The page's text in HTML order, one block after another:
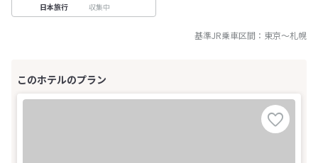
日本旅行 収集中
基準JR乗車区間： 東京～札幌